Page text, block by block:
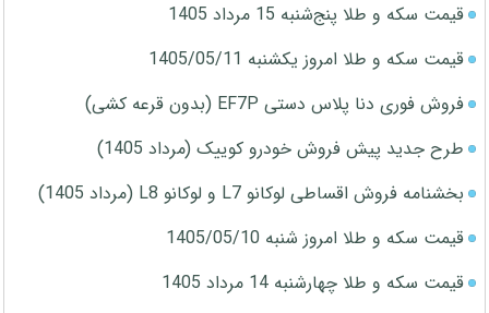
قیمت سکه و طلا پنج‌شنبه 15 مرداد 1405
قیمت سکه و طلا امروز یکشنبه 1405/05/11
فروش فوری دنا پلاس دستی EF7P (بدون قرعه کشی)
طرح جدید پیش فروش خودرو کوییک (مرداد 1405)
بخشنامه فروش اقساطی لوکانو L7 و لوکانو L8 (مرداد 1405)
قیمت سکه و طلا امروز شنبه 1405/05/10
قیمت سکه و طلا چهارشنبه 14 مرداد 1405